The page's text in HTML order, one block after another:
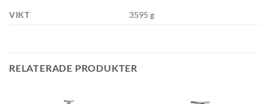
VIKT 3595 g
RELATERADE PRODUKTER